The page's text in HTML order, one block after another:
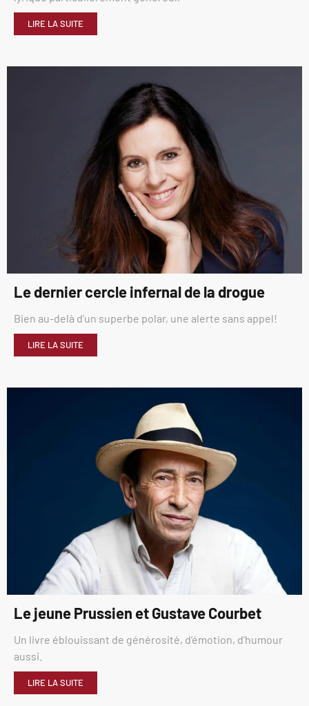
LIRE LA SUITE
Le dernier cercle infernal de la drogue
Bien au-delà d’un superbe polar, une alerte sans appel!
LIRE LA SUITE
Le jeune Prussien et Gustave Courbet
Un livre éblouissant de générosité, d’émotion, d’humour
aussi.
LIRE LA SUITE